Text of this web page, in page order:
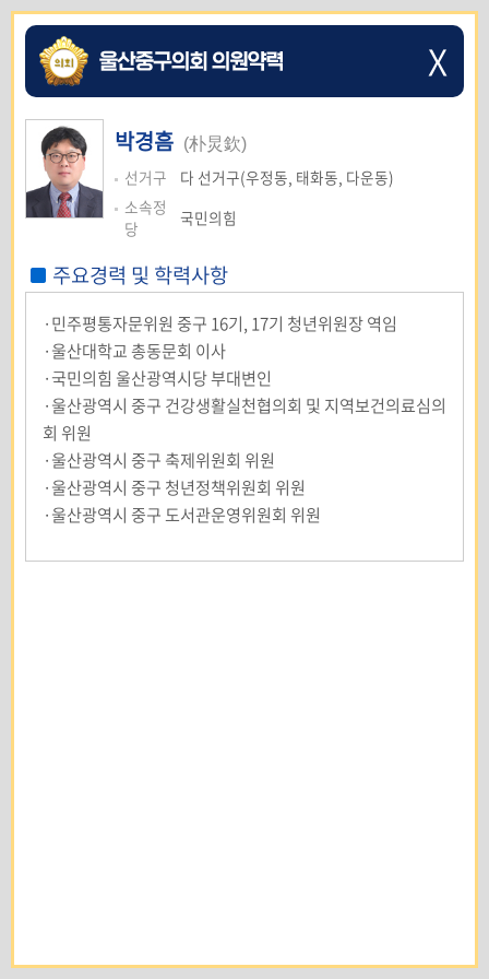
X
박경흠 (朴炅欽)
선거구
다 선거구(우정동, 태화동, 다운동)
소속정
당
국민의힘
주요경력 및 학력사항
·민주평통자문위원 중구 16기, 17기 청년위원장 역임
·울산대학교 총동문회 이사
·국민의힘 울산광역시당 부대변인
·울산광역시 중구 건강생활실천협의회 및 지역보건의료심의
회 위원
·울산광역시 중구 축제위원회 위원
·울산광역시 중구 청년정책위원회 위원
·울산광역시 중구 도서관운영위원회 위원